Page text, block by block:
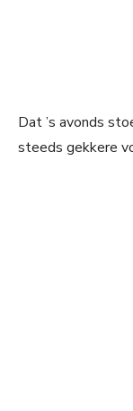
Dat ’s avonds
steeds gekkere